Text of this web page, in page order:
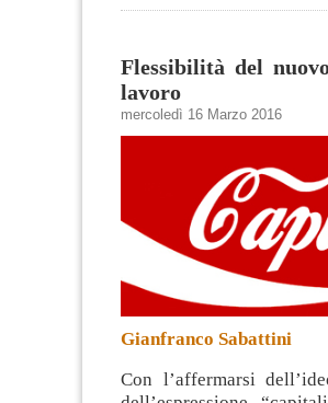
Flessibilità del
lavoro
mercoledì 16 Marzo 2016
Gianfranco Sabattini
Con l’affermarsi